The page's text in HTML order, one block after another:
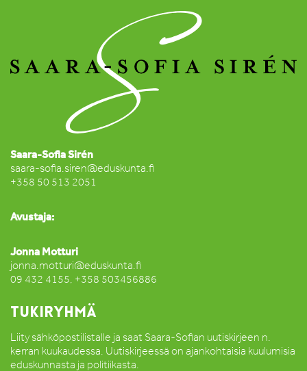
Saara-Sofia Sirén
saara-sofia.siren@eduskunta.fi
+358 50 513 2051
Avustaja:
Jonna Motturi
jonna.motturi@eduskunta.fi
09 432 4155, +358 503456886
TUKIRYHMÄ
Liity sähköpostilistalle ja saat Saara-Sofian uutiskirjeen n.
kerran kuukaudessa. Uutiskirjeessä on ajankohtaisia kuulumisia
eduskunnasta ja politiikasta.